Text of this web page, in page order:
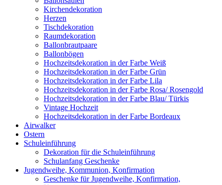
Kirchendekoration
Herzen
Tischdekoration
Raumdekoration
Ballonbrautpaare
Ballonbögen
Hochzeitsdekoration in der Farbe Weiß
Hochzeitsdekoration in der Farbe Grün
Hochzeitsdekoration in der Farbe Lila
Hochzeitsdekoration in der Farbe Rosa/ Rosengold
Hochzeitsdekoration in der Farbe Blau/ Türkis
Vintage Hochzeit
Hochzeitsdekoration in der Farbe Bordeaux
Airwalker
Ostern
Schuleinführung
Dekoration für die Schuleinführung
Schulanfang Geschenke
Jugendweihe, Kommunion, Konfirmation
Geschenke für Jugendweihe, Konfirmation,